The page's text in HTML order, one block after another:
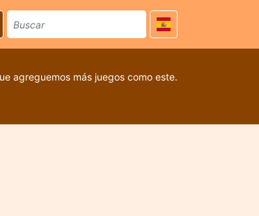
agreguemos más juegos como este.